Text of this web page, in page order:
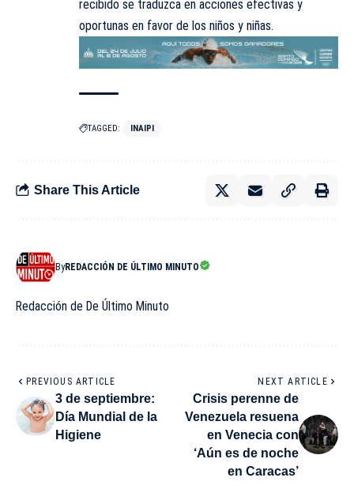
recibido se traduzca en acciones efectivas y
oportunas en favor de los niños y niñas.
TAGGED: INAIPI
Share This Article
ByREDACCIÓN DE ÚLTIMO MINUTO
Redacción de De Último Minuto
PREVIOUS ARTICLE
3 de septiembre:
Día Mundial de la
Higiene
NEXT ARTICLE
Crisis perenne de
Venezuela resuena
en Venecia con
‘Aún es de noche
en Caracas’